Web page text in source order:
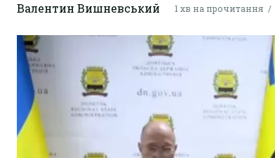
Валентин Вишневський 1 хв на прочитання